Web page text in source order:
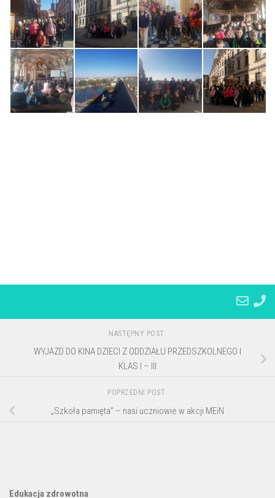
NASTĘPNY POST
WYJAZD DO KINA DZIECI Z ODDZIAŁU PRZEDSZKOLNEGO I
KLAS I – III
POPRZEDNI POST
„Szkoła pamięta” – nasi uczniowie w akcji MEiN
Edukacja zdrowotna